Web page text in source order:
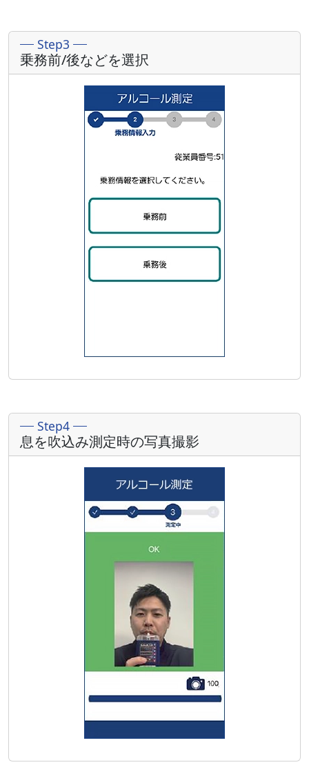
Step3
乗務前/後などを選択
Step4
息を吹込み測定時の写真撮影